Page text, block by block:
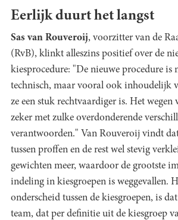
Eerlijk duurt het langst
Sas van Rouveroij, voorzitter van de
(RvB), klinkt alleszins positief over de
kiesprocedure: "De nieuwe procedure is
technisch, maar vooral ook inhoudelijk
ze een stuk rechtvaardiger is. Het wegen
zeker met zulke overdonderende
verantwoorden." Van Rouveroij vindt
tussen proffen en de rest wel stevig
gewichten meer, waardoor de grootste
indeling in kiesgroepen is weggevallen.
onderscheid tussen de kiesgroepen, is
team, dat per definitie uit de kiesgroep